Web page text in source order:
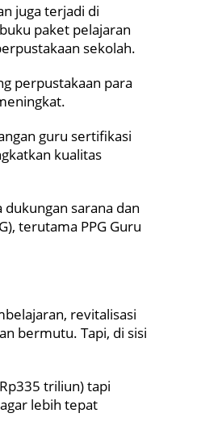
juga terjadi di
paket pelajaran
sekolah.
perpustakaan para
guru sertifikasi
kualitas
sarana dan
terutama PPG Guru
revitalisasi
bermutu. Tapi, di sisi
triliun) tapi
lebih tepat